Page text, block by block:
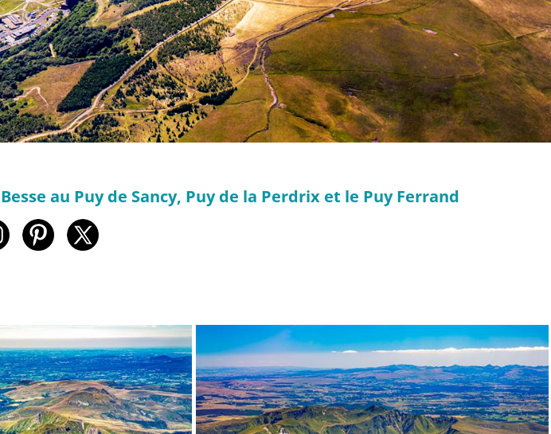
au Puy de Sancy, Puy de la Perdrix et le Puy Ferrand